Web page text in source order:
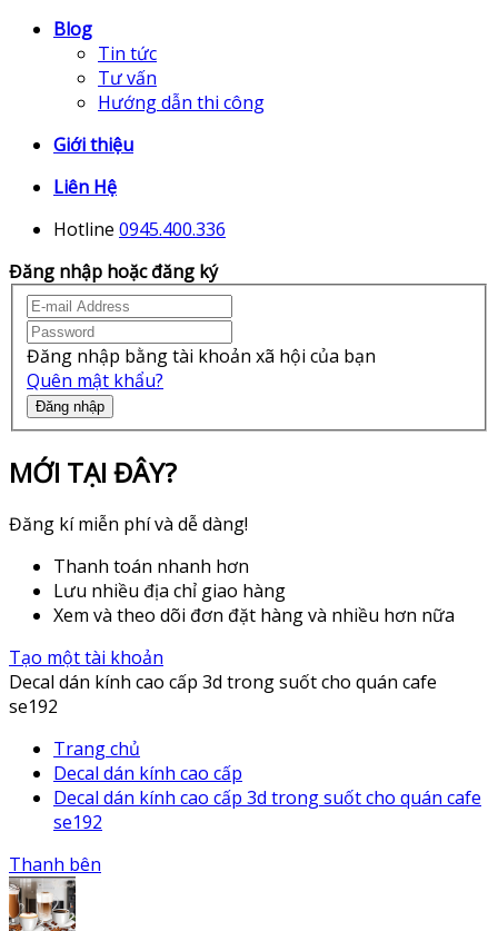
Blog
Tin tức
Tư vấn
Hướng dẫn thi công
Giới thiệu
Liên Hệ
Hotline 0945.400.336
Đăng nhập hoặc đăng ký
Đăng nhập bằng tài khoản xã hội của bạn
Quên mật khẩu?
Đăng nhập
MỚI TẠI ĐÂY?
Đăng kí miễn phí và dễ dàng!
Thanh toán nhanh hơn
Lưu nhiều địa chỉ giao hàng
Xem và theo dõi đơn đặt hàng và nhiều hơn nữa
Tạo một tài khoản
Decal dán kính cao cấp 3d trong suốt cho quán cafe
se192
Trang chủ
Decal dán kính cao cấp
Decal dán kính cao cấp 3d trong suốt cho quán cafe
se192
Thanh bên